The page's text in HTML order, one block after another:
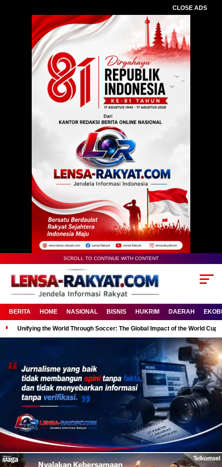
CLOSE ADS
SCROLL TO CONTINUE WITH CONTENT
BERITA HOME NASIONAL BISNIS HUKRIM DAERAH
Unifying the World Through Soccer: The Global Impact of the World Cup